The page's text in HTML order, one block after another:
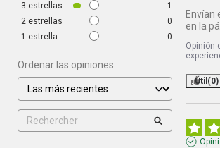
3 estrellas
1
2 estrellas
0
1 estrella 0
Ordenar las opiniones
Envían
en la
Opinión
Útil (0)